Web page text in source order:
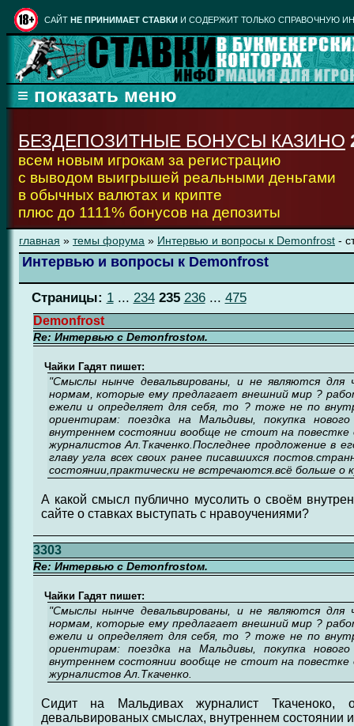
CАЙТ НЕ ПРИНИМАЕТ СТАВКИ И СОДЕРЖИТ ТОЛЬКО СПРАВОЧНУЮ
БЕЗДЕПОЗИТНЫЕ БОНУСЫ КАЗИНО
всем новым игрокам за регистрацию
с выводом выигрышей реальными деньгами
в обычных валютах и крипте
плюс до 1111% бонусов на депозиты
главная » темы форума » Интервью и вопросы к Demonfrost -
Интервью и вопросы к Demonfrost
Страницы: 1... 234 235 236... 475
Demonfrost
Re: Интервью с Demonfrostом.
Чайки Гадят пишет:
"Смыслы нынче девальвированы, и не являются
нормам, которые ему предлагает внешний мир ?
ежели и определяет для себя, то ? тоже не по
ориентирам: поездка на Мальдивы, покупка
внутреннем состоянии вообще не стоит на
журналистов Ал.Ткаченко.Последнее продложение в
главу угла всех своих ранее писавшихся
состоянии,практически не встречаются.всё больше о
А какой смысл публично мусолить о своём
сайте о ставках выступать с нравоучениями?
3303
Re: Интервью с Demonfrostом.
Чайки Гадят пишет:
"Смыслы нынче девальвированы, и не являются
нормам, которые ему предлагает внешний мир ?
ежели и определяет для себя, то ? тоже не по
ориентирам: поездка на Мальдивы, покупка
внутреннем состоянии вообще не стоит на
журналистов Ал.Ткаченко.
Сидит на Мальдивах журналист
девальвированых смыслах, внутреннем состоянии